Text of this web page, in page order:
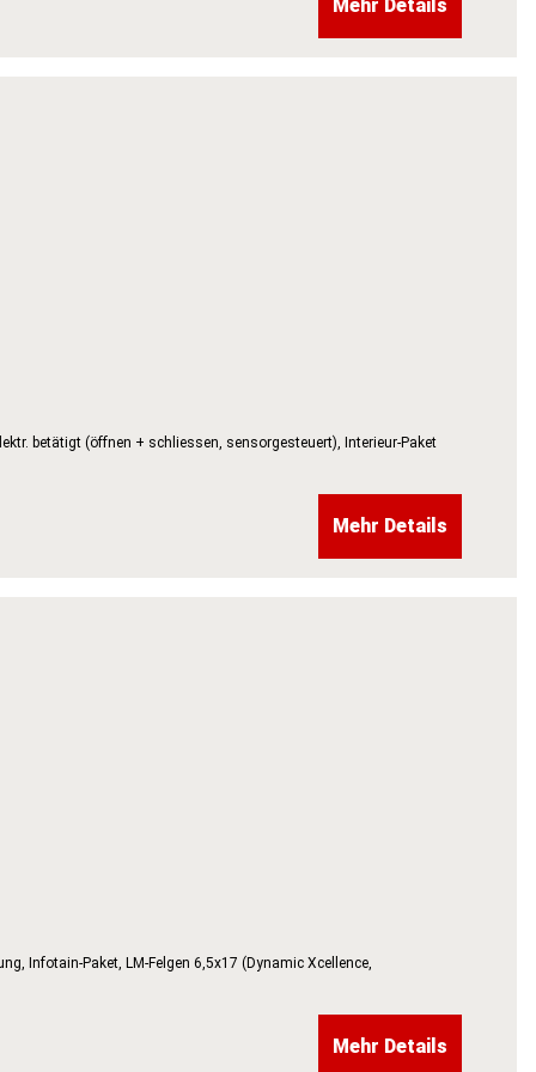
Mehr Details
betätigt (öffnen + schliessen, sensorgesteuert), Interieur-Paket
Mehr Details
Infotain-Paket, LM-Felgen 6,5x17 (Dynamic Xcellence,
Mehr Details